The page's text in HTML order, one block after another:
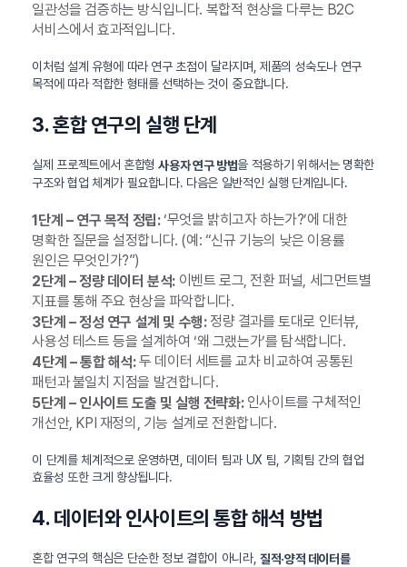
일관성을 검증하는 방식입니다. 복합적 현상을 다루는 B2C
서비스에서 효과적입니다.
이처럼 설계 유형에 따라 연구 초점이 달라지며, 제품의 성숙도나 연구
목적에 따라 적합한 형태를 선택하는 것이 중요합니다.
3. 혼합 연구의 실행 단계
실제 프로젝트에서 혼합형사용자 연구 방법을 적용하기 위해서는 명확한
구조와 협업 체계가 필요합니다. 다음은 일반적인 실행 단계입니다.
1단계 – 연구 목적 정립:‘무엇을 밝히고자 하는가?’에 대한
명확한 질문을 설정합니다. (예: “신규 기능의 낮은 이용률
원인은 무엇인가?”)
2단계 – 정량 데이터 분석:이벤트 로그, 전환 퍼널, 세그먼트별
지표를 통해 주요 현상을 파악합니다.
3단계 – 정성 연구 설계 및 수행:정량 결과를 토대로 인터뷰,
사용성 테스트 등을 설계하여 ‘왜 그랬는가’를 탐색합니다.
4단계 – 통합 해석:두 데이터 세트를 교차 비교하여 공통된
패턴과 불일치 지점을 발견합니다.
5단계 – 인사이트 도출 및 실행 전략화:인사이트를 구체적인
개선안, KPI 재정의, 기능 설계로 전환합니다.
이 단계를 체계적으로 운영하면, 데이터 팀과 UX 팀, 기획팀 간의 협업
효율성 또한 크게 향상됩니다.
4. 데이터와 인사이트의 통합 해석 방법
혼합 연구의 핵심은 단순한 정보 결합이 아니라, 질적·양적 데이터를